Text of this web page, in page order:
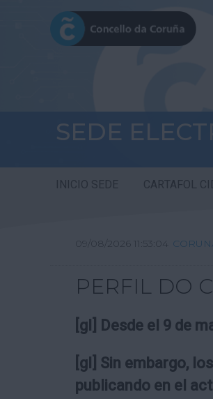
SEDE
INICIO SEDE CARTAFOL
09/08/2026 11:53:04
PERFIL DO
[gl] Desde el 9 de
[gl] Sin embargo,
publicando en el